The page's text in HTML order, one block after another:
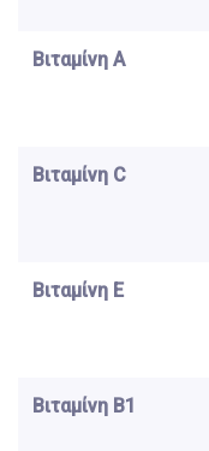
Βιταμίνη A
Βιταμίνη C
Βιταμίνη E
Βιταμίνη B1